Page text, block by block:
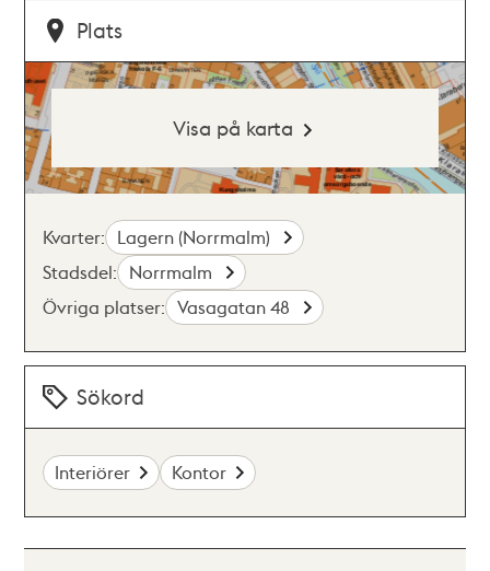
Plats
Visa på karta
Kvarter: Lagern (Norrmalm)
Stadsdel: Norrmalm
Övriga platser: Vasagatan 48
Sökord
Interiörer Kontor